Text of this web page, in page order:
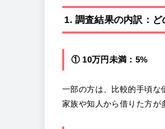
1. 調査結果の内訳：
① 10万円未満：5%
一部の方は、比較的手頃な
家族や知人から借りた方が